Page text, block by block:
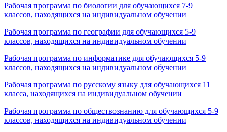
Рабочая программа по биологии для обучающихся 7-9
классов, находящихся на индивидуальном обучении
Рабочая программа по географии для обучающихся 5-9
классов, находящихся на индивидуальном обучении
Рабочая программа по информатике для обучающихся 5-9
классов, находящихся на индивидуальном обучении
Рабочая программа по русскому языку для обучающихся 11
класса, находящихся на индивидуальном обучении
Рабочая программа по обществознанию для обучающихся 5-9
классов, находящихся на индивидуальном обучении